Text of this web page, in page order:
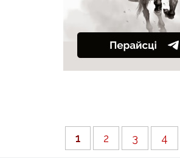
1 2 3 4